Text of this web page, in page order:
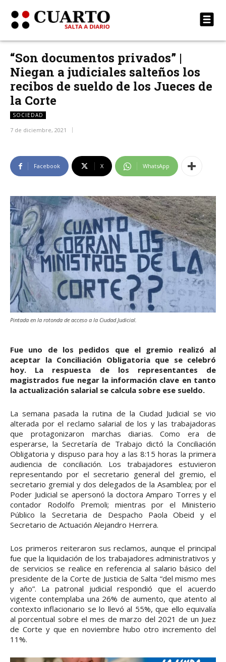
“Son documentos privados” |
Niegan a judiciales salteños los
recibos de sueldo de los Jueces de
la Corte
SOCIEDAD
7 de diciembre, 2021
Facebook X WhatsApp
Pintada en la rotonda de acceso a la Ciudad Judicial.
Fue uno de los pedidos que el gremio realizó al
aceptar la Conciliación Obligatoria que se celebró
hoy. La respuesta de los representantes de
magistrados fue negar la información clave en tanto
la actualización salarial se calcula sobre ese sueldo.
La semana pasada la rutina de la Ciudad Judicial se vio
alterada por el reclamo salarial de los y las trabajadoras
que protagonizaron marchas diarias. Como era de
esperarse, la Secretaría de Trabajo dictó la Conciliación
Obligatoria y dispuso para hoy a las 8:15 horas la primera
audiencia de conciliación. Los trabajadores estuvieron
representando por el secretario general del gremio, el
secretario gremial y dos delegados de la Asamblea; por el
Poder Judicial se apersonó la doctora Amparo Torres y el
contador Rodolfo Premoli; mientras por el Ministerio
Público la Secretaria de Despacho Paola Obeid y el
Secretario de Actuación Alejandro Herrera.
Los primeros reiteraron sus reclamos, aunque el principal
fue que la liquidación de los trabajadores administrativos y
de servicios se realice en referencia al salario básico del
presidente de la Corte de Justicia de Salta “del mismo mes
y año”. La patronal judicial respondió que el acuerdo
vigente contemplaba una 26% de aumento, que atento al
contexto inflacionario se lo llevó al 55%, que ello equivalía
al porcentual sobre el mes de marzo del 2021 de un Juez
de Corte y que en noviembre hubo otro incremento del
11%.